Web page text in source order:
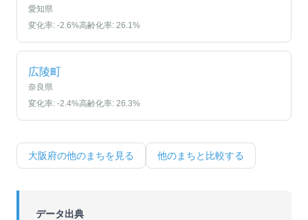
愛知県
変化率: -2.6%高齢化率: 26.1%
広陵町
奈良県
変化率: -2.4%高齢化率: 26.3%
大阪府の他のまちを見る 他のまちと比較する
データ出典